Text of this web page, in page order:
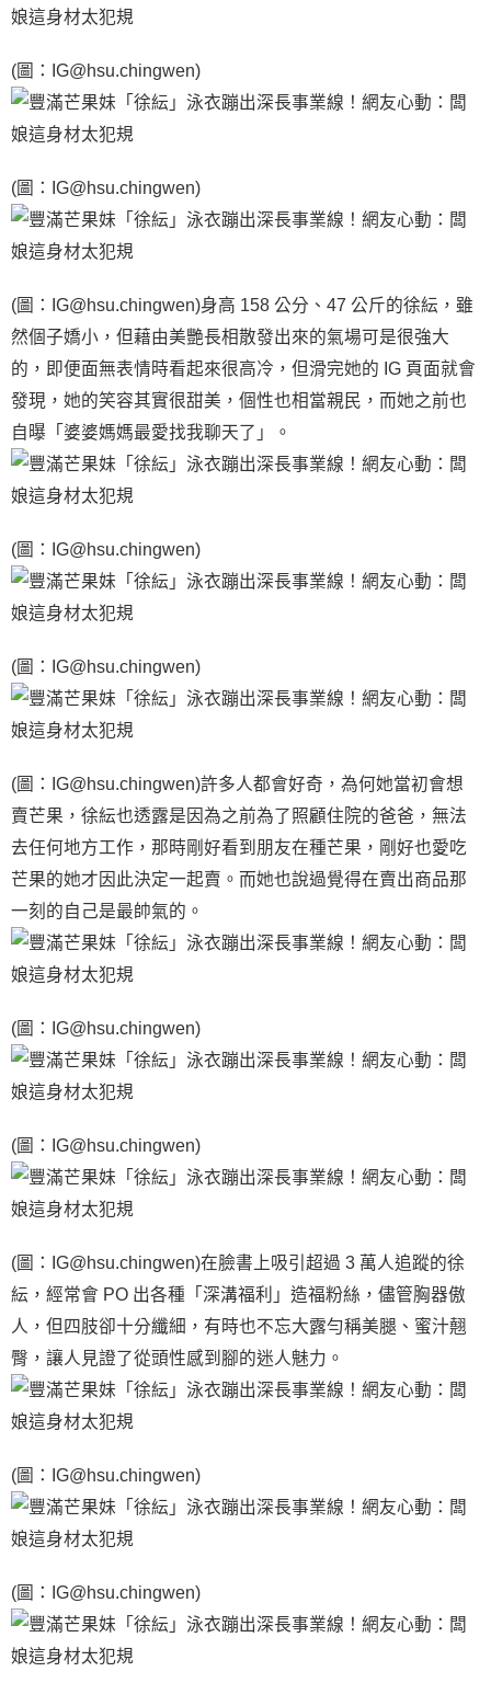
(圖：IG@hsu.chingwen)
(圖：IG@hsu.chingwen)
(圖：IG@hsu.chingwen)身高 158 公分、47 公斤的徐紜，雖
然個子嬌小，但藉由美艷長相散發出來的氣場可是很強大
的，即便面無表情時看起來很高冷，但滑完她的 IG 頁面就會
發現，她的笑容其實很甜美，個性也相當親民，而她之前也
自曝「婆婆媽媽最愛找我聊天了」。
(圖：IG@hsu.chingwen)
(圖：IG@hsu.chingwen)
(圖：IG@hsu.chingwen)許多人都會好奇，為何她當初會想
賣芒果，徐紜也透露是因為之前為了照顧住院的爸爸，無法
去任何地方工作，那時剛好看到朋友在種芒果，剛好也愛吃
芒果的她才因此決定一起賣。而她也說過覺得在賣出商品那
一刻的自己是最帥氣的。
(圖：IG@hsu.chingwen)
(圖：IG@hsu.chingwen)
(圖：IG@hsu.chingwen)在臉書上吸引超過 3 萬人追蹤的徐
紜，經常會 PO 出各種「深溝福利」造福粉絲，儘管胸器傲
人，但四肢卻十分纖細，有時也不忘大露勻稱美腿、蜜汁翹
臀，讓人見證了從頭性感到腳的迷人魅力。
(圖：IG@hsu.chingwen)
(圖：IG@hsu.chingwen)